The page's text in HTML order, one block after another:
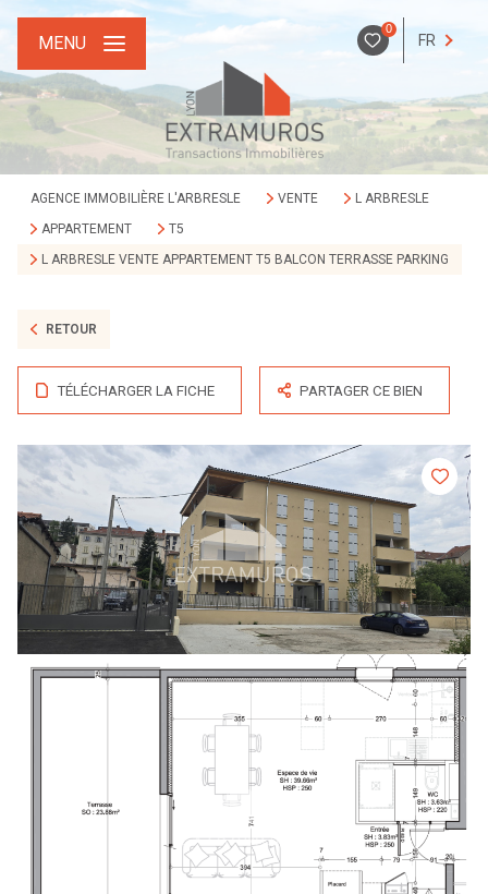
0
FR
MENU
AGENCE IMMOBILIÈRE L'ARBRESLE VENTE
L ARBRESLE
APPARTEMENT
T5
L ARBRESLE VENTE APPARTEMENT T5 BALCON TERRASSE PARKING
RETOUR
TÉLÉCHARGER LA FICHE PARTAGER CE BIEN